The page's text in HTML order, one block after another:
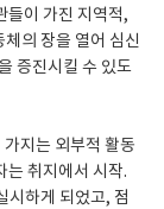
들이 가진 지역적,
의 장을 열어 심신
증진시킬 수 있도
지는 외부적 활동
는 취지에서 시작.
시하게 되었고, 점